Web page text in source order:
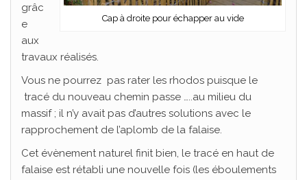
Cap à droite pour échapper au vide
grâc
e
aux
travaux réalisés.
Vous ne pourrez pas rater les rhodos puisque le
tracé du nouveau chemin passe …..au milieu du
massif ; il n’y avait pas d’autres solutions avec le
rapprochement de l’aplomb de la falaise.
Cet évènement naturel finit bien, le tracé en haut de
falaise est rétabli une nouvelle fois (les éboulements